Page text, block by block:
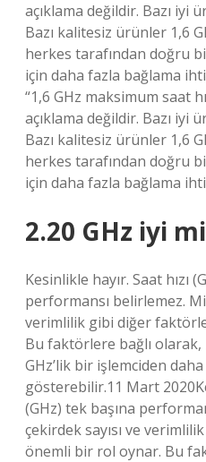
açıklama değildir. Bazı iyi
Bazı kalitesiz ürünler 1,6
herkes tarafından doğru
için daha fazla bağlama
“1,6 GHz maksimum saat
açıklama değildir. Bazı iyi
Bazı kalitesiz ürünler 1,6
herkes tarafından doğru
için daha fazla bağlama
2.20 GHz iyi
Kesinlikle hayır. Saat hızı
performansı belirlemez.
verimlilik gibi diğer
Bu faktörlere bağlı olarak,
GHz’lik bir işlemciden
gösterebilir.11 Mart
(GHz) tek başına
çekirdek sayısı ve
önemli bir rol oynar. Bu